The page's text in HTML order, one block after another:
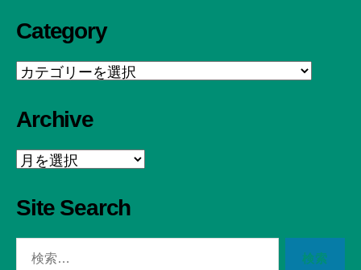
Category
Category
Archive
Archive
Site Search